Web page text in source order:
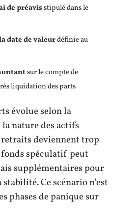
de préavisstipulé dans le
date de valeurdéfinie au
sur le compte de
liquidation des parts
évolue selon la
nature des actifs
retraits deviennent trop
spéculatif peut
supplémentaires pour
stabilité. Ce scénario n’est
phases de panique sur